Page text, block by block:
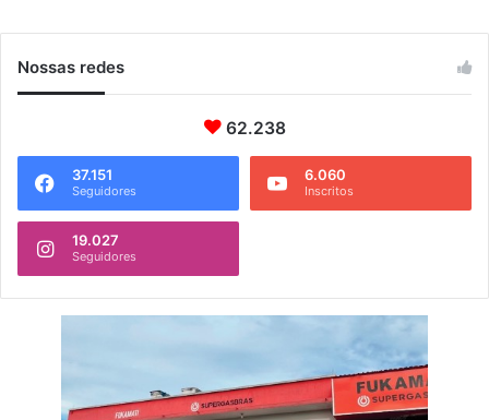
p
o
pNossas redes
62.238
37.151
Seguidores
6.060
Inscritos
19.027
Seguidores